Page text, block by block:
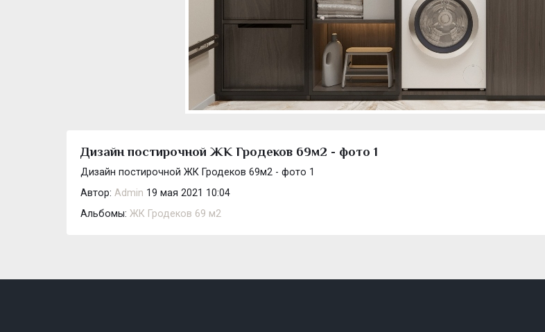
Дизайн постирочной ЖК Гродеков 69м2 - фото 1
Дизайн постирочной ЖК Гродеков 69м2 - фото 1
Автор: Admin 19 мая 2021 10:04
Альбомы: ЖК Гродеков 69 м2